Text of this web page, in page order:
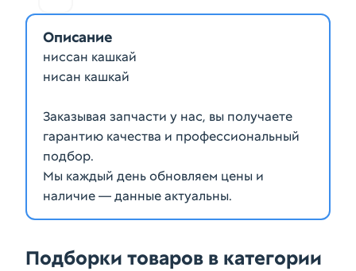
Описание
ниссан кашкай
нисан кашкай
Заказывая запчасти у нас, вы получаете
гарантию качества и профессиональный
подбор.
Мы каждый день обновляем цены и
наличие — данные актуальны.
Подборки товаров в категории